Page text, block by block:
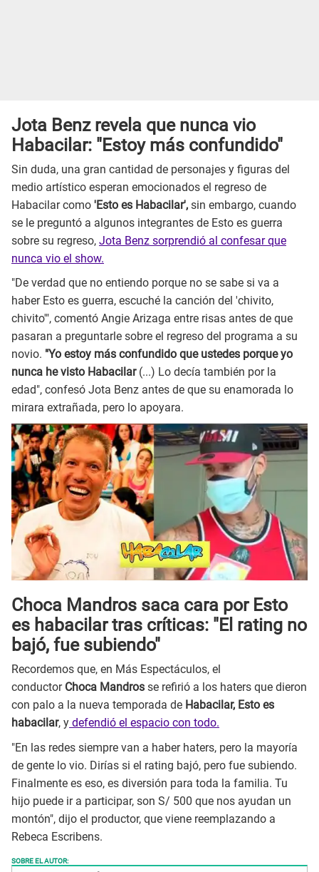
Jota Benz revela que nunca vio
Habacilar: "Estoy más confundido"
Sin duda, una gran cantidad de personajes y figuras del
medio artístico esperan emocionados el regreso de
Habacilar como 'Esto es Habacilar', sin embargo, cuando
se le preguntó a algunos integrantes de Esto es guerra
sobre su regreso, Jota Benz sorprendió al confesar que
nunca vio el show.
"De verdad que no entiendo porque no se sabe si va a
haber Esto es guerra, escuché la canción del 'chivito,
chivito'", comentó Angie Arizaga entre risas antes de que
pasaran a preguntarle sobre el regreso del programa a su
novio. "Yo estoy más confundido que ustedes porque yo
nunca he visto Habacilar(...) Lo decía también por la
edad", confesó Jota Benz antes de que su enamorada lo
mirara extrañada, pero lo apoyara.
Choca Mandros saca cara por Esto
es habacilar tras críticas: "El rating no
bajó, fue subiendo"
Recordemos que, en Más Espectáculos, el
conductorChoca Mandros se refirió a los haters que dieron
con palo a la nueva temporada de Habacilar, Esto es
habacilar, y defendió el espacio con todo.
"En las redes siempre van a haber haters, pero la mayoría
de gente lo vio. Dirías si el rating bajó, pero fue subiendo.
Finalmente es eso, es diversión para toda la familia. Tu
hijo puede ir a participar, son S/ 500 que nos ayudan un
montón", dijo el productor, que viene reemplazando a
Rebeca Escribens.
SOBRE EL AUTOR: